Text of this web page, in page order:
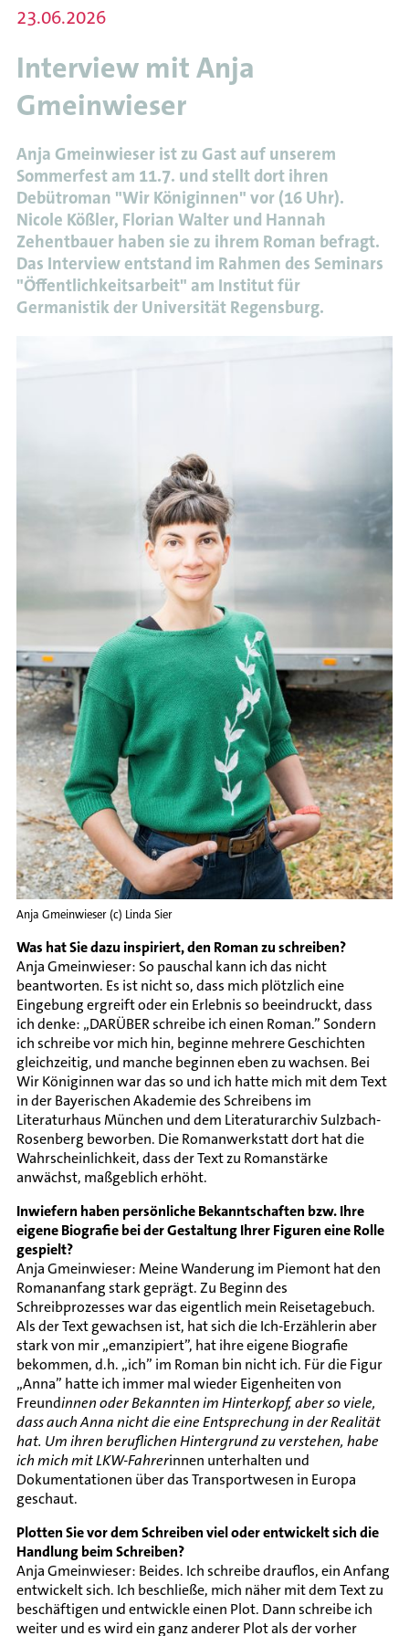
Wissenschaftliche
Tagungen
und
Workshops
Meldungen
23.06.2026
Interview mit Anja
Gmeinwieser
Anja Gmeinwieser ist zu Gast auf unserem
Sommerfest am 11.7. und stellt dort ihren
Debütroman "Wir Königinnen" vor (16 Uhr).
Nicole Kößler, Florian Walter und Hannah
Zehentbauer haben sie zu ihrem Roman befragt.
Das Interview entstand im Rahmen des Seminars
"Öffentlichkeitsarbeit" am Institut für
Germanistik der Universität Regensburg.
Anja Gmeinwieser (c) Linda Sier
Was hat Sie dazu inspiriert, den Roman zu schreiben?
Anja Gmeinwieser: So pauschal kann ich das nicht
beantworten. Es ist nicht so, dass mich plötzlich eine
Eingebung ergreift oder ein Erlebnis so beeindruckt, dass
ich denke: „DARÜBER schreibe ich einen Roman.” Sondern
ich schreibe vor mich hin, beginne mehrere Geschichten
gleichzeitig, und manche beginnen eben zu wachsen. Bei
Wir Königinnen war das so und ich hatte mich mit dem Text
in der Bayerischen Akademie des Schreibens im
Literaturhaus München und dem Literaturarchiv Sulzbach-
Rosenberg beworben. Die Romanwerkstatt dort hat die
Wahrscheinlichkeit, dass der Text zu Romanstärke
anwächst, maßgeblich erhöht.
Inwiefern haben persönliche Bekanntschaften bzw. Ihre
eigene Biografie bei der Gestaltung Ihrer Figuren eine Rolle
gespielt?
Anja Gmeinwieser: Meine Wanderung im Piemont hat den
Romananfang stark geprägt. Zu Beginn des
Schreibprozesses war das eigentlich mein Reisetagebuch.
Als der Text gewachsen ist, hat sich die Ich-Erzählerin aber
stark von mir „emanzipiert”, hat ihre eigene Biografie
bekommen, d.h. „ich” im Roman bin nicht ich. Für die Figur
„Anna” hatte ich immer mal wieder Eigenheiten von
Freundinnen oder Bekannten im Hinterkopf, aber so viele,
dass auch Anna nicht die eine Entsprechung in der Realität
hat. Um ihren beruflichen Hintergrund zu verstehen, habe
ich mich mit LKW-Fahrerinnen unterhalten und
Dokumentationen über das Transportwesen in Europa
geschaut.
Plotten Sie vor dem Schreiben viel oder entwickelt sich die
Handlung beim Schreiben?
Anja Gmeinwieser: Beides. Ich schreibe drauflos, ein Anfang
entwickelt sich. Ich beschließe, mich näher mit dem Text zu
beschäftigen und entwickle einen Plot. Dann schreibe ich
weiter und es wird ein ganz anderer Plot als der vorher